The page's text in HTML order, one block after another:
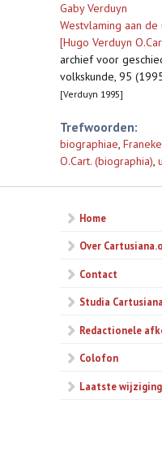
Gaby Verduyn
Westvlaming aan
[Hugo Verduyn
archief voor
volkskunde, 95
[Verduyn 1995]
Trefwoorden:
biographiae,
O.Cart. (biographia),
Home
Over
Contact
Studia Cartusiana
Redactionele
Colofon
Laatste